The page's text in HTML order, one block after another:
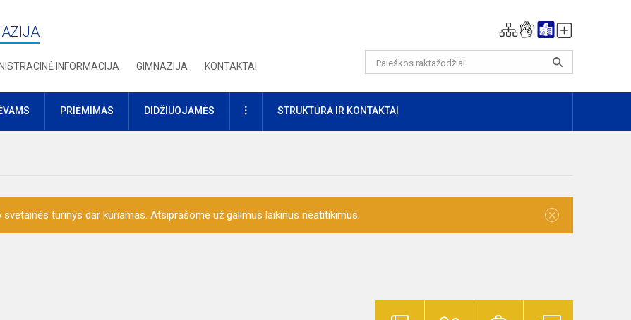
INFORMACIJA GIMNAZIJA KONTAKTAI
PRIĖMIMAS DIDŽIUOJAMĖS DAUGIAUSTRUKTŪRA IR KONTAKTAI
svetainės turinys dar kuriamas. Atsiprašome už galimus laikinus neatitikimus. ×